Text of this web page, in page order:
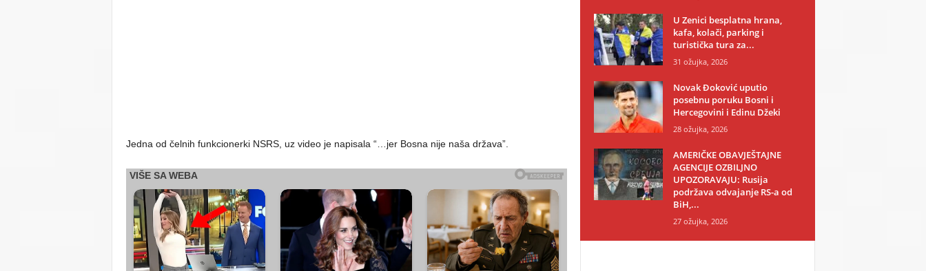
Jedna od čelnih funkcionerki NSRS, uz video je napisala “…jer Bosna nije naša država”.
U Zenici besplatna hrana,
kafa, kolači, parking i
turistička tura za...
31 ožujka, 2026
Novak Đoković uputio
posebnu poruku Bosni i
Hercegovini i Edinu Džeki
28 ožujka, 2026
AMERIČKE OBAVJEŠTAJNE
AGENCIJE OZBILJNO
UPOZORAVAJU: Rusija
podržava odvajanje RS-a od
BiH,...
27 ožujka, 2026